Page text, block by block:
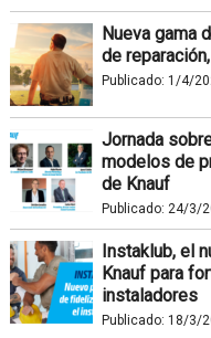
Nueva gama
de
Publicado: 1/4/
Jornada
modelos de
de Knauf
Publicado: 24/3/
Instaklub, el
Knauf para
instaladores
Publicado: 18/3/